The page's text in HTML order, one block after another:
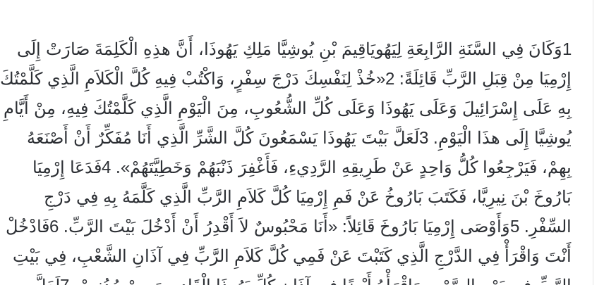
1وَكَانَ فِي السَّنَةِ الرَّابِعَةِ لِيَهُويَاقِيمَ بْنِ يُوشِيَّا مَلِكِ يَهُوذَا، أَنَّ هذِهِ الْكَلِمَةَ صَارَتْ إِلَى
إِرْمِيَا مِنْ قِبَلِ الرَّبِّ قَائِلَةً: 2«خُذْ لِنَفْسِكَ دَرْجَ سِفْرٍ، وَاكْتُبْ فِيهِ كُلَّ الْكَلاَمِ الَّذِي كَلَّمْتُكَ
بِهِ عَلَى إِسْرَائِيلَ وَعَلَى يَهُوذَا وَعَلَى كُلِّ الشُّعُوبِ، مِنَ الْيَوْمِ الَّذِي كَلَّمْتُكَ فِيهِ، مِنْ أَيَّامِ
يُوشِيَّا إِلَى هذَا الْيَوْمِ. 3لَعَلَّ بَيْتَ يَهُوذَا يَسْمَعُونَ كُلَّ الشَّرِّ الَّذِي أَنَا مُفَكِّرٌ أَنْ أَصْنَعَهُ
بِهِمْ، فَيَرْجِعُوا كُلُّ وَاحِدٍ عَنْ طَرِيقِهِ الرَّدِيءِ، فَأَغْفِرَ ذَنْبَهُمْ وَخَطِيَّتَهُمْ». 4فَدَعَا إِرْمِيَا
بَارُوخَ بْنَ نِيرِيَّا، فَكَتَبَ بَارُوخُ عَنْ فَمِ إِرْمِيَا كُلَّ كَلاَمِ الرَّبِّ الَّذِي كَلَّمَهُ بِهِ فِي دَرْجِ
السِّفْرِ. 5وَأَوْصَى إِرْمِيَا بَارُوخَ قَائِلاً: «أَنَا مَحْبُوسٌ لاَ أَقْدِرُ أَنْ أَدْخُلَ بَيْتَ الرَّبِّ. 6فَادْخُلْ
أَنْتَ وَاقْرَأْ فِي الدَّرْجِ الَّذِي كَتَبْتَ عَنْ فَمِي كُلَّ كَلاَمِ الرَّبِّ فِي آذَانِ الشَّعْبِ، فِي بَيْتِ